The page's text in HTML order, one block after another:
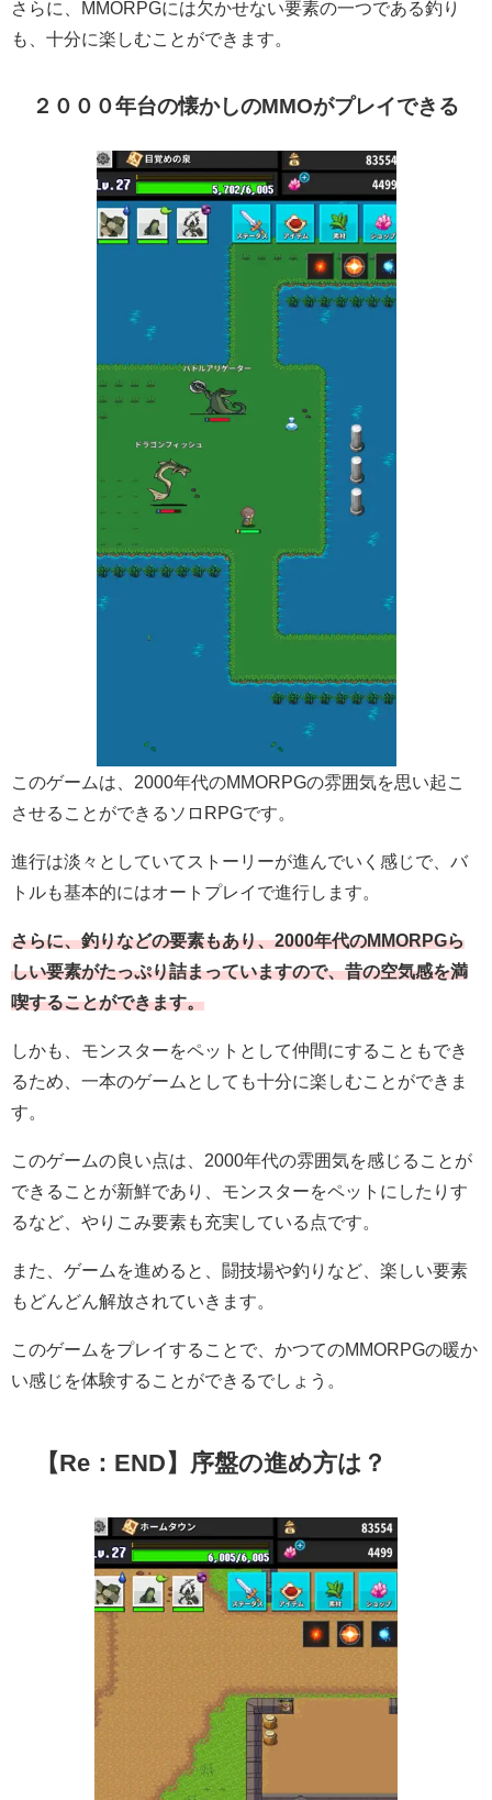
さらに、MMORPGには欠かせない要素の一つである釣り
も、十分に楽しむことができます。
２０００年台の懐かしのMMOがプレイできる
このゲームは、2000年代のMMORPGの雰囲気を思い起こ
させることができるソロRPGです。
進行は淡々としていてストーリーが進んでいく感じで、バ
トルも基本的にはオートプレイで進行します。
さらに、釣りなどの要素もあり、2000年代のMMORPGら
しい要素がたっぷり詰まっていますので、昔の空気感を満
喫することができます。
しかも、モンスターをペットとして仲間にすることもでき
るため、一本のゲームとしても十分に楽しむことができま
す。
このゲームの良い点は、2000年代の雰囲気を感じることが
できることが新鮮であり、モンスターをペットにしたりす
るなど、やりこみ要素も充実している点です。
また、ゲームを進めると、闘技場や釣りなど、楽しい要素
もどんどん解放されていきます。
このゲームをプレイすることで、かつてのMMORPGの暖か
い感じを体験することができるでしょう。
【Re：END】序盤の進め方は？